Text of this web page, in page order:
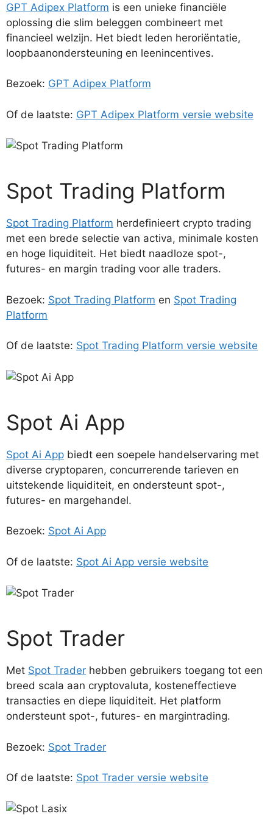
GPT Adipex Platform is een unieke financiële
oplossing die slim beleggen combineert met
financieel welzijn. Het biedt leden heroriëntatie,
loopbaanondersteuning en leenincentives.
Bezoek: GPT Adipex Platform
Of de laatste: GPT Adipex Platform versie website
Spot Trading Platform
Spot Trading Platform herdefinieert crypto trading
met een brede selectie van activa, minimale kosten
en hoge liquiditeit. Het biedt naadloze spot-,
futures- en margin trading voor alle traders.
Bezoek: Spot Trading Platform en Spot Trading
Platform
Of de laatste: Spot Trading Platform versie website
Spot Ai App
Spot Ai App biedt een soepele handelservaring met
diverse cryptoparen, concurrerende tarieven en
uitstekende liquiditeit, en ondersteunt spot-,
futures- en margehandel.
Bezoek: Spot Ai App
Of de laatste: Spot Ai App versie website
Spot Trader
Met Spot Trader hebben gebruikers toegang tot een
breed scala aan cryptovaluta, kosteneffectieve
transacties en diepe liquiditeit. Het platform
ondersteunt spot-, futures- en margintrading.
Bezoek: Spot Trader
Of de laatste: Spot Trader versie website